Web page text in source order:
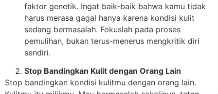
faktor genetik. Ingat baik-baik bahwa kamu tidak
harus merasa gagal hanya karena kondisi kulit
sedang bermasalah. Fokuslah pada proses
pemulihan, bukan terus-menerus mengkritik diri
sendiri.
Stop Bandingkan Kulit dengan Orang Lain
Stop bandingkan kondisi kulitmu dengan orang lain.